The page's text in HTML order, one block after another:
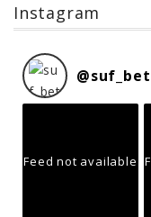
Instagram
@
Feed not available